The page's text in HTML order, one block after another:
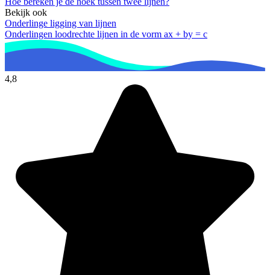
Bekijk ook
Onderlinge ligging van lijnen
Onderlingen loodrechte lijnen in de vorm ax + by = c
4,8